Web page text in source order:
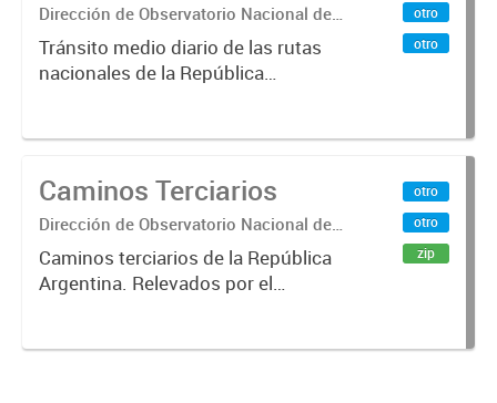
Dirección de Observatorio Nacional de
Transporte
Tránsito medio diario de las rutas
nacionales de la República
2017.
otro
otro
Caminos Terciarios
Dirección de Observatorio Nacional de
Transporte
Caminos terciarios de la República
Argentina. Relevados por el
otro
otro
zip